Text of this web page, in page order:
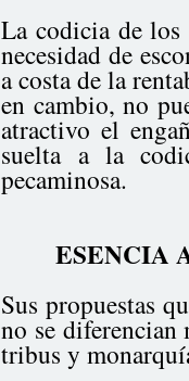
La codicia de los
necesidad de
a costa de la
en cambio, no
atractivo el
suelta a la
pecaminosa.
ESENCIA
Sus propuestas
no se diferencian
tribus y